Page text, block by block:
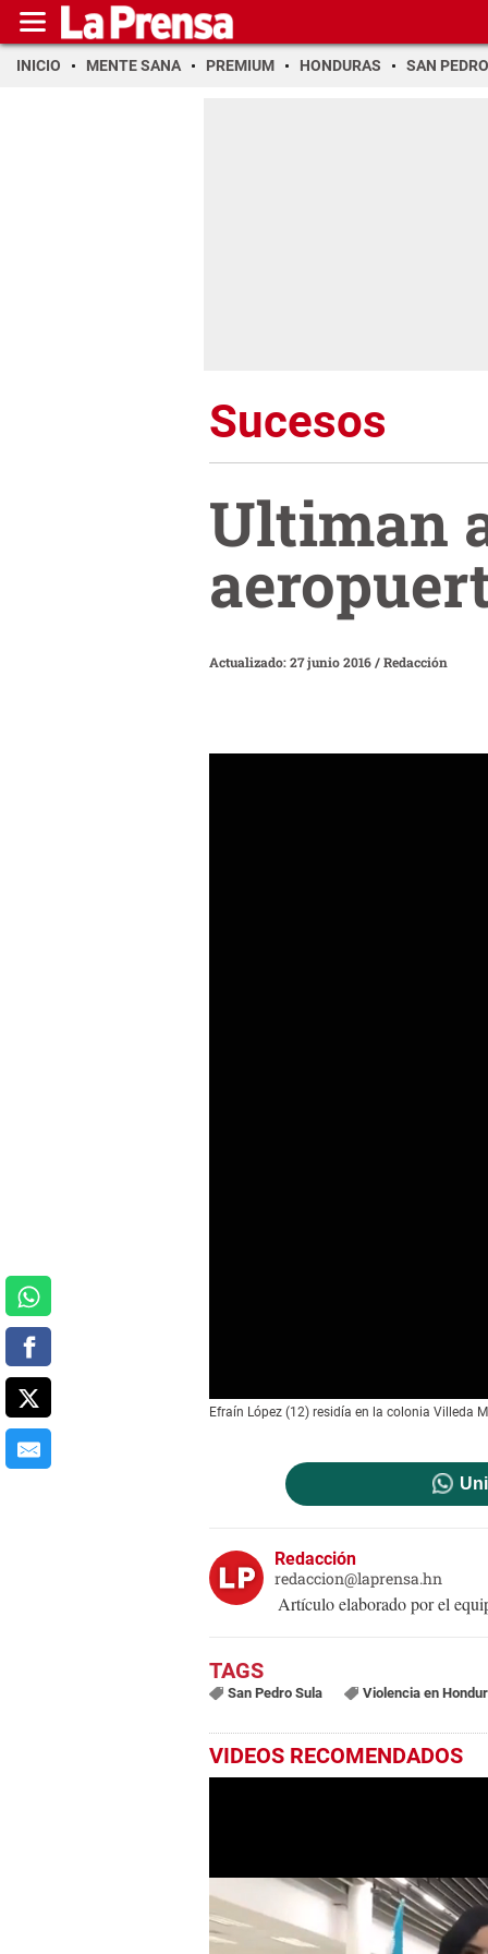
INICIO MENTE SANA PREMIUM HONDURAS SAN PEDRO
Sucesos
Ultiman
Actualizado: 27 junio 2016/Redacción
Efraín López (12) residía en la colonia Villeda
Redacción
redaccion@laprensa.hn
Artículo elaborado por el
San Pedro Sula Violencia en
VIDEOS RECOMENDADOS